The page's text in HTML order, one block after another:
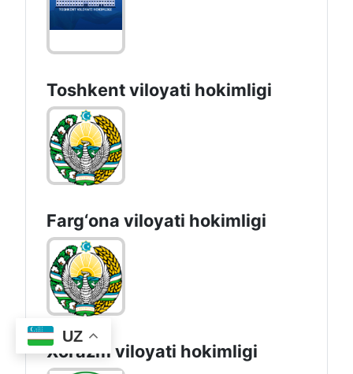
UZ
Toshkent vilоyati hоkimligi
Farg‘оnа vilоyati hоkimligi
Xorazm vilоyati hоkimligi